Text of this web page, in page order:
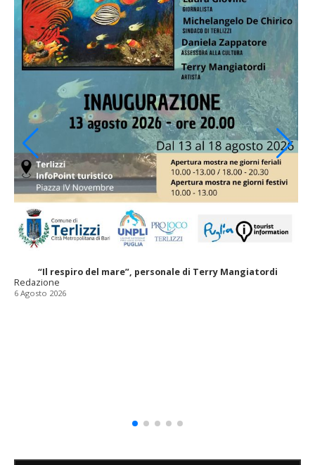
“Il respiro del mare”, personale di Terry Mangiatordi
Redazione
6 Agosto 2026